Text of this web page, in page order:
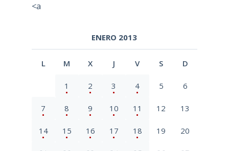
<a
ENERO 2013
L M X J V S D
1 2 3 4 5 6
7 8 9 10 11 12 13
14 15 16 17 18 19 20